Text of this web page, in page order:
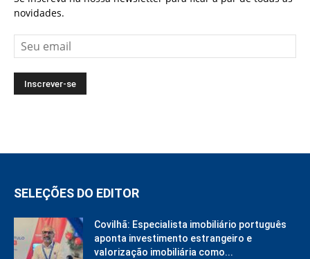
novidades.
SELEÇÕES DO EDITOR
Covilhã: Especialista imobiliário português
aponta investimento estrangeiro e
valorização imobiliária como...